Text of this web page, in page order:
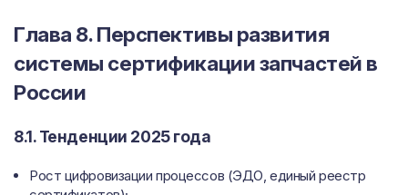
Глава 8. Перспективы развития
системы сертификации запчастей в
России
8.1. Тенденции 2025 года
Рост цифровизации процессов (ЭДО, единый реестр